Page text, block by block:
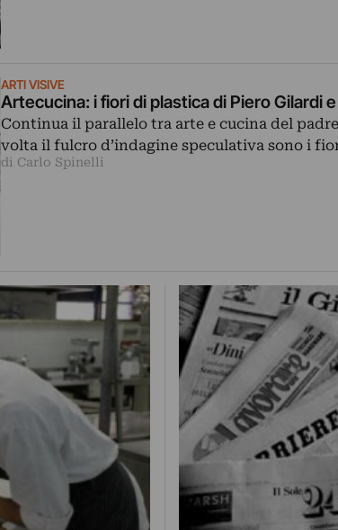
ARTI VISIVE
Artecucina: i fiori di plastica di Piero Gilardi
Continua il parallelo tra arte e cucina del
volta il fulcro d’indagine speculativa sono i
di Carlo Spinelli